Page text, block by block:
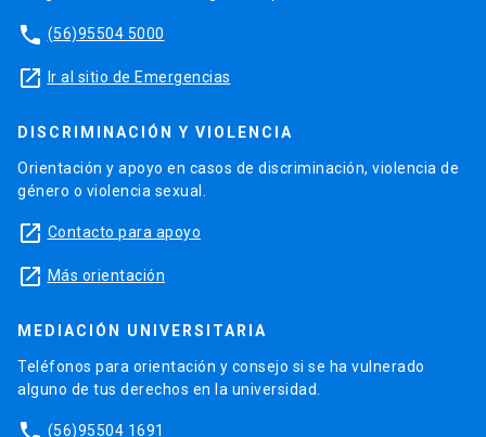
phone (56)95504 5000
launch Ir al sitio de Emergencias
DISCRIMINACIÓN Y VIOLENCIA
Orientación y apoyo en casos de discriminación, violencia de
género o violencia sexual.
launch Contacto para apoyo
launch Más orientación
MEDIACIÓN UNIVERSITARIA
Teléfonos para orientación y consejo si se ha vulnerado
alguno de tus derechos en la universidad.
(56)95504 1691